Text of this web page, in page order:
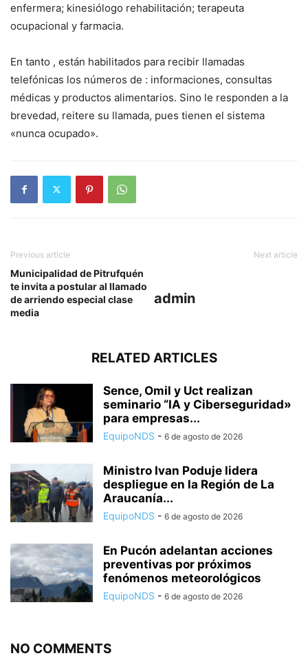
enfermera; kinesiólogo rehabilitación; terapeuta
ocupacional y farmacia.
En tanto , están habilitados para recibir llamadas
telefónicas los números de : informaciones, consultas
médicas y productos alimentarios. Sino le responden a la
brevedad, reitere su llamada, pues tienen el sistema
«nunca ocupado».
Previous article
Municipalidad de Pitrufquén
te invita a postular al llamado
de arriendo especial clase
media
Next article
admin
RELATED ARTICLES
Sence, Omil y Uct realizan
seminario “IA y Ciberseguridad»
para empresas...
EquipoNDS - 6 de agosto de 2026
Ministro Ivan Poduje lidera
despliegue en la Región de La
Araucanía...
EquipoNDS - 6 de agosto de 2026
En Pucón adelantan acciones
preventivas por próximos
fenómenos meteorológicos
EquipoNDS - 6 de agosto de 2026
NO COMMENTS